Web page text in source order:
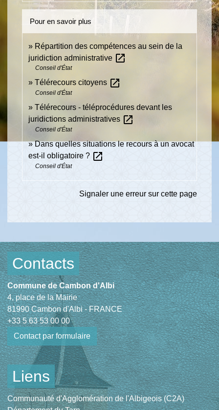
Pour en savoir plus
Répartition des compétences au sein de la
juridiction administrative open_in_new
Conseil d'État
Télérecours citoyens open_in_new
Conseil d'État
Télérecours - téléprocédures devant les
juridictions administratives open_in_new
Conseil d'État
Dans quelles situations le recours à un avocat
est-il obligatoire ? open_in_new
Conseil d'État
Signaler une erreur sur cette page
Contacts
Commune de Cambon d'Albi
4, place de la Mairie
81990 Cambon d'Albi - FRANCE
+33 5 63 53 00 00
Contact par formulaire
Liens
Communauté d'Agglomération de l'Albigeois (C2A)